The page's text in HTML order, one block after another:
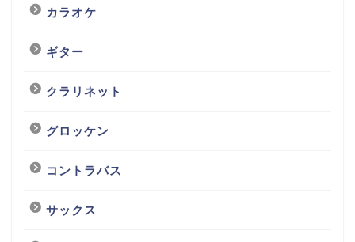
カラオケ
ギター
クラリネット
グロッケン
コントラバス
サックス